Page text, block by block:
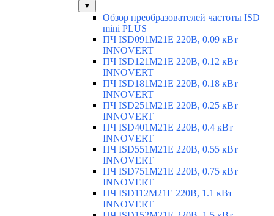
▼
Обзор преобразователей частоты ISD
mini PLUS
ПЧ ISD091M21E 220В, 0.09 кВт
INNOVERT
ПЧ ISD121M21E 220В, 0.12 кВт
INNOVERT
ПЧ ISD181M21E 220В, 0.18 кВт
INNOVERT
ПЧ ISD251M21E 220В, 0.25 кВт
INNOVERT
ПЧ ISD401M21E 220В, 0.4 кВт
INNOVERT
ПЧ ISD551M21E 220В, 0.55 кВт
INNOVERT
ПЧ ISD751M21E 220В, 0.75 кВт
INNOVERT
ПЧ ISD112M21E 220В, 1.1 кВт
INNOVERT